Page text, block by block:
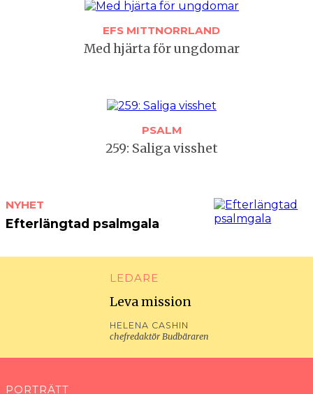
EFS MITTNORRLAND
Med hjärta för ungdomar
PSALM
259: Saliga visshet
NYHET
Efterlängtad psalmgala
LEDARE
Leva mission
HELENA CASHIN
chefredaktör Budbäraren
PORTRÄTT